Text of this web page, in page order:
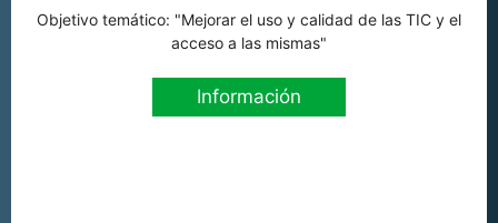
Objetivo temático: "Mejorar el uso y calidad de las TIC y el
acceso a las mismas"
Información